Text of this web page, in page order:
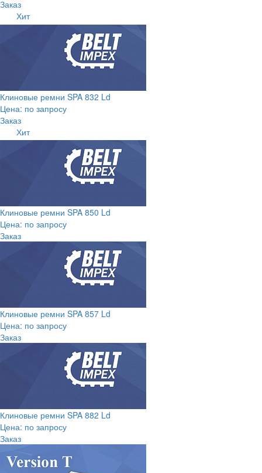
Заказ
Хит
Клиновые ремни SPA 832 Ld
Цена: по запросу
Заказ
Хит
Клиновые ремни SPA 850 Ld
Цена: по запросу
Заказ
Клиновые ремни SPA 857 Ld
Цена: по запросу
Заказ
Клиновые ремни SPA 882 Ld
Цена: по запросу
Заказ